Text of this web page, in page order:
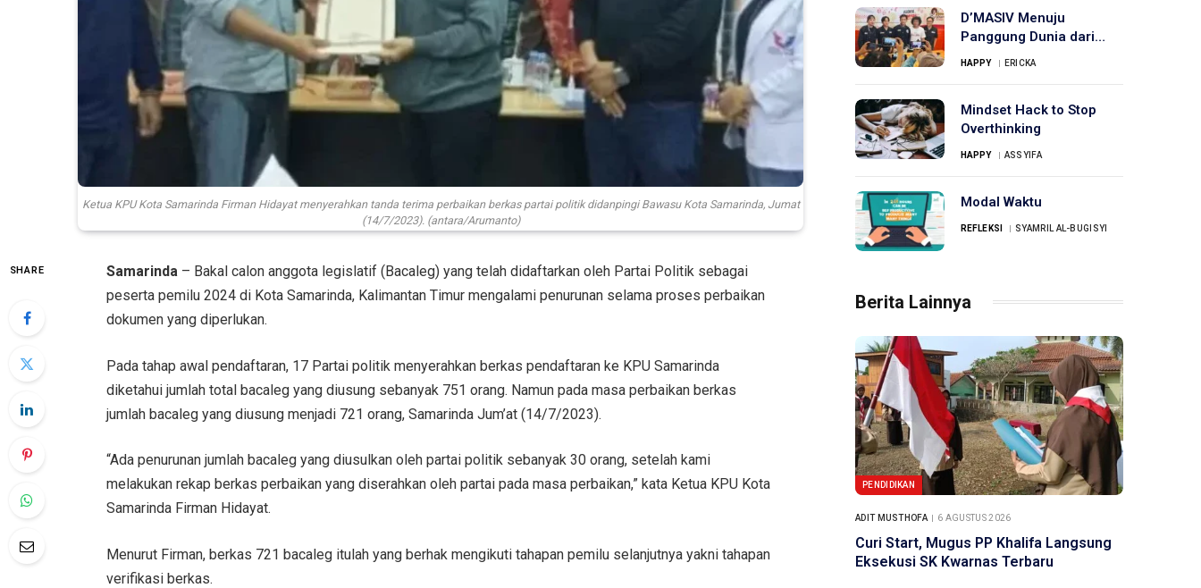
Ketua KPU Kota Samarinda Firman Hidayat menyerahkan tanda terima perbaikan berkas partai politik didanpingi Bawasu Kota Samarinda, Jumat
(14/7/2023). (antara/Arumanto)
SHARE Samarinda– Bakal calon anggota legislatif (Bacaleg) yang telah didaftarkan oleh Partai Politik sebagai
peserta pemilu 2024 di Kota Samarinda, Kalimantan Timur mengalami penurunan selama proses perbaikan
dokumen yang diperlukan.
Pada tahap awal pendaftaran, 17 Partai politik menyerahkan berkas pendaftaran ke KPU Samarinda
diketahui jumlah total bacaleg yang diusung sebanyak 751 orang. Namun pada masa perbaikan berkas
jumlah bacaleg yang diusung menjadi 721 orang, Samarinda Jum’at (14/7/2023).
“Ada penurunan jumlah bacaleg yang diusulkan oleh partai politik sebanyak 30 orang, setelah kami
melakukan rekap berkas perbaikan yang diserahkan oleh partai pada masa perbaikan,” kata Ketua KPU Kota
Samarinda Firman Hidayat.
Menurut Firman, berkas 721 bacaleg itulah yang berhak mengikuti tahapan pemilu selanjutnya yakni tahapan
verifikasi berkas.
D’MASIV Menuju
Panggung Dunia dari
Ciledug ke Los Angeles
HAPPY ERICKA
Mindset Hack to Stop
Overthinking
HAPPY ASSYIFA
Modal Waktu
REFLEKSI SYAMRIL AL-BUGISYI
Berita Lainnya
PENDIDIKAN
ADIT MUSTHOFA 6 AGUSTUS 2026
Curi Start, Mugus PP Khalifa Langsung
Eksekusi SK Kwarnas Terbaru